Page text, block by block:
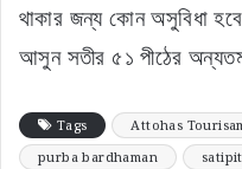
থাকার জন্য কোন অসুবিধা
আসুন সতীর ৫১ পীঠের
Tags Attohas
purba bardhaman